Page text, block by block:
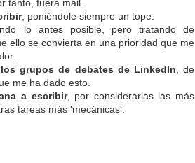
tanto, fuera mail.
, poniéndole siempre un tope.
lo antes posible, pero tratando de
ello se convierta en una prioridad que me
grupos de debates de LinkedIn , de
me ha dado esto.
a escribir, por considerarlas las más
tareas más 'mecánicas'.